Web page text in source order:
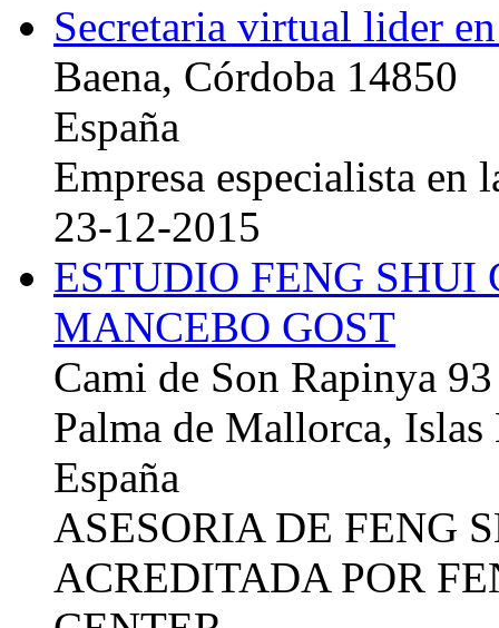
Secretaria virtual lider
Baena, Córdoba 14850
España
Empresa especialista en
23-12-2015
ESTUDIO FENG
MANCEBO GOST
Cami de Son Rapinya 93
Palma de Mallorca, Islas
España
ASESORIA DE FENG
ACREDITADA POR